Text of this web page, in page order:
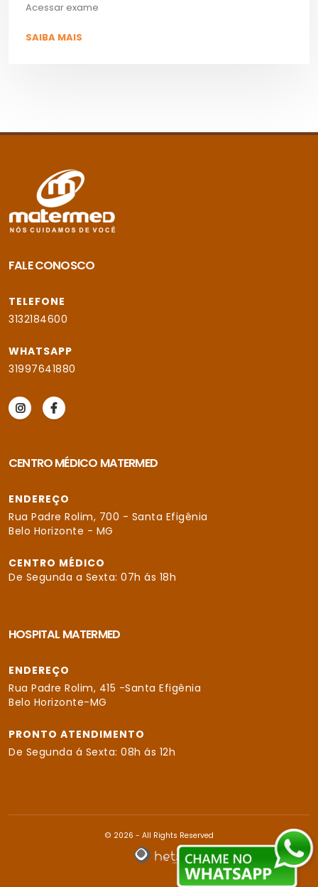
Acessar exame
SAIBA MAIS
FALE CONOSCO
TELEFONE
3132184600
WHATSAPP
31997641880
CENTRO MÉDICO MATERMED
ENDEREÇO
Rua Padre Rolim, 700 - Santa Efigênia
Belo Horizonte - MG
CENTRO MÉDICO
De Segunda a Sexta: 07h ás 18h
HOSPITAL MATERMED
ENDEREÇO
Rua Padre Rolim, 415 -Santa Efigênia
Belo Horizonte-MG
PRONTO ATENDIMENTO
De Segunda á Sexta: 08h ás 12h
© 2026 - All Rights Reserved